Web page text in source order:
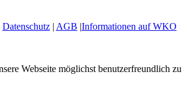
Datenschutz| AGB |Informationen auf WKO
Webseite möglichst benutzerfreundlich